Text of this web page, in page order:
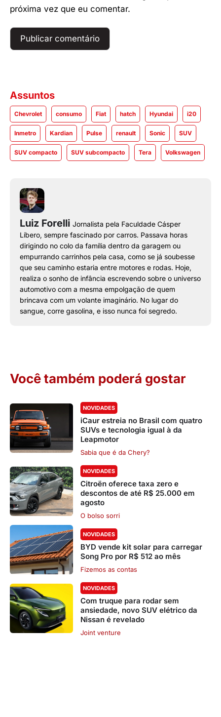
próxima vez que eu comentar.
Assuntos
Chevrolet consumo Fiat hatch Hyundai i20
Inmetro Kardian Pulse renault Sonic SUV
SUV compacto SUV subcompacto Tera Volkswagen
Luiz Forelli Jornalista pela Faculdade Cásper
Líbero, sempre fascinado por carros. Passava horas
dirigindo no colo da família dentro da garagem ou
empurrando carrinhos pela casa, como se já soubesse
que seu caminho estaria entre motores e rodas. Hoje,
realiza o sonho de infância escrevendo sobre o universo
automotivo com a mesma empolgação de quem
brincava com um volante imaginário. No lugar do
sangue, corre gasolina, e isso nunca foi segredo.
Você também poderá gostar
NOVIDADES
iCaur estreia no Brasil com quatro
SUVs e tecnologia igual à da
Leapmotor
Sabia que é da Chery?
NOVIDADES
Citroën oferece taxa zero e
descontos de até R$ 25.000 em
agosto
O bolso sorri
NOVIDADES
BYD vende kit solar para carregar
Song Pro por R$ 512 ao mês
Fizemos as contas
NOVIDADES
Com truque para rodar sem
ansiedade, novo SUV elétrico da
Nissan é revelado
Joint venture